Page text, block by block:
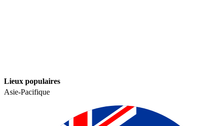
Lieux populaires​​
Asie-Pacifique​​